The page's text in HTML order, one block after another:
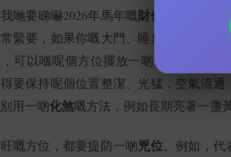
哋要睇嚇2026年馬年嘅財位
緊要，如果你嘅大門、睡房或者辦公
，可以喺呢個方位擺放一啲屬土或者屬
要保持呢個位置整潔、光猛，空氣流
用一啲化煞嘅方法，例如長期亮著一盞
嘅方位，都要提防一啲兇位。例如，代